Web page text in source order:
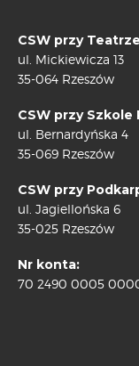
CSW przy
ul. Mickiewicza 13
35-064 Rzeszów
CSW przy Szkole
ul. Bernardyńska 4
35-069 Rzeszów
CSW przy
ul. Jagiellońska 6
35-025 Rzeszów
Nr konta:
70 2490 0005